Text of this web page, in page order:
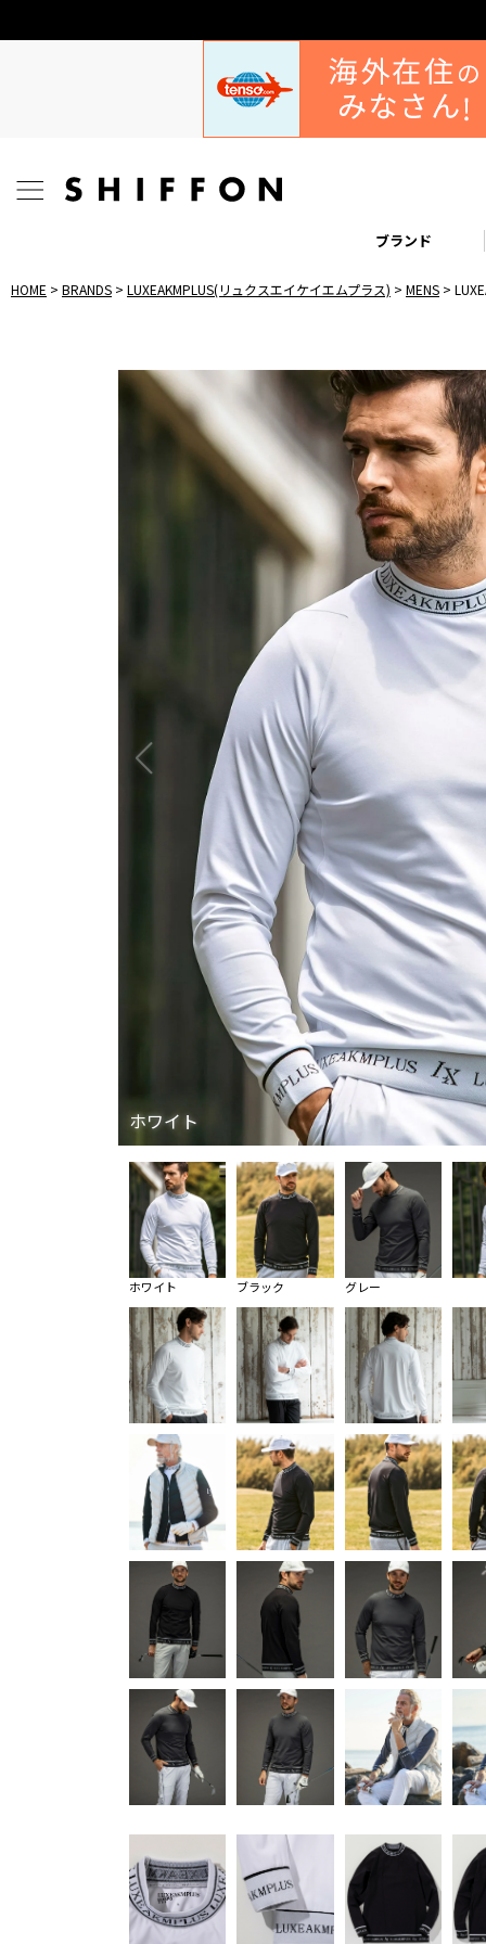
ブランド
HOME BRANDS LUXEAKMPLUS(リュクスエイケイエムプラス) MENS
ホワイト
ホワイト ブラック グレー